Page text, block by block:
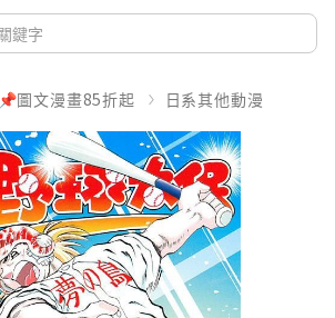
📌圖文漫畫85折起 日系其他動漫